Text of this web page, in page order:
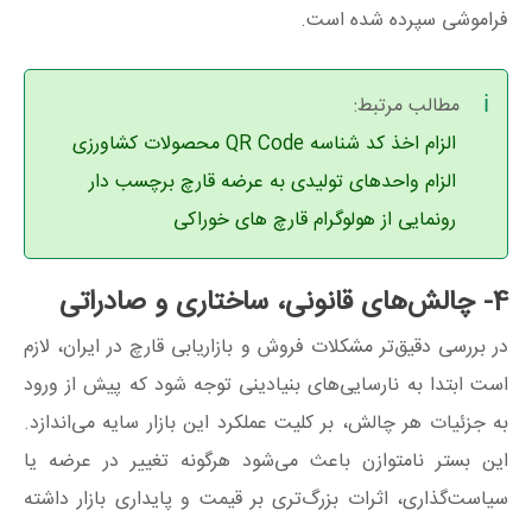
فراموشی سپرده شده است.
مطالب مرتبط:
الزام اخذ کد شناسه QR Code محصولات کشاورزی
الزام واحدهای تولیدی به عرضه قارچ برچسب دار
رونمایی از هولوگرام قارچ های خوراکی
4- چالش‌های قانونی، ساختاری و صادراتی
در بررسی دقیق‌تر مشکلات فروش و بازاریابی قارچ در ایران، لازم
است ابتدا به نارسایی‌های بنیادینی توجه شود که پیش از ورود
به جزئیات هر چالش، بر کلیت عملکرد این بازار سایه می‌اندازد.
این بستر نامتوازن باعث می‌شود هرگونه تغییر در عرضه یا
سیاست‌گذاری، اثرات بزرگ‌تری بر قیمت و پایداری بازار داشته